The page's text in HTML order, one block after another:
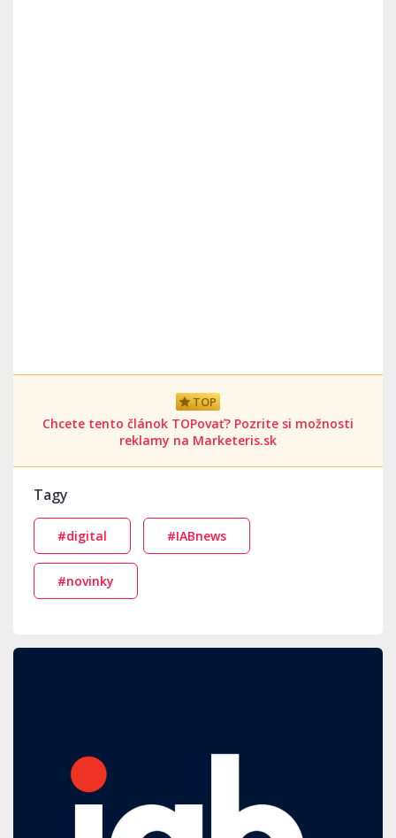
TOP
Chcete tento článok TOPovať? Pozrite si možnosti
reklamy na Marketeris.sk
Tagy
#digital #IABnews
#novinky